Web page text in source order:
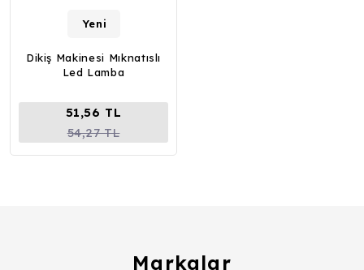
Yeni
Dikiş Makinesi Mıknatıslı
Led Lamba
51,56 TL
54,27 TL
Markalar